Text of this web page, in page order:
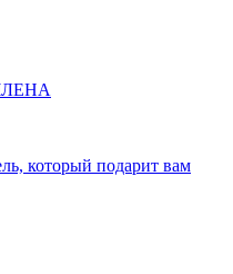
который подарит вам